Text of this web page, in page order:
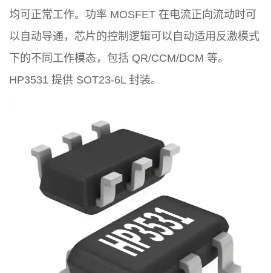
均可正常工作。功率 MOSFET 在电流正向流动时可
以自动导通，芯片的控制逻辑可以自动适用反激模式
下的不同工作模态，包括 QR/CCM/DCM 等。
HP3531 提供 SOT23-6L 封装。